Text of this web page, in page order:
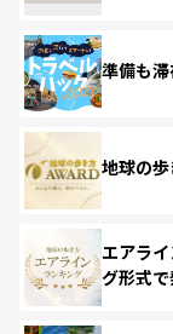
準備も
地球の
エアラ
グ形式